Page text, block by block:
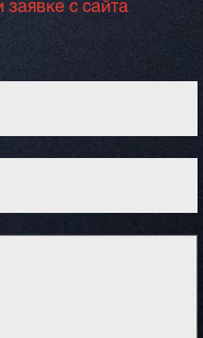
заявке с сайта